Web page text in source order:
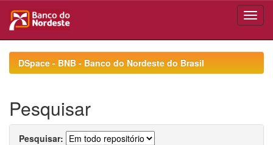
navigationDSpace - BNB - Banco do Nordeste do Brasil
Pesquisar
Pesquisar: